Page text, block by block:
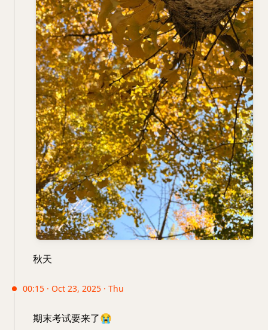
秋天
00:15 · Oct 23, 2025 · Thu
期末考试要来了😭